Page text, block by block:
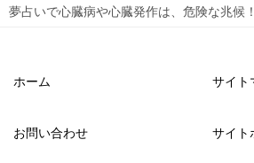
夢占いで心臓病や心臓発作は、危険な兆候
ホーム サイト
お問い合わせ サイト